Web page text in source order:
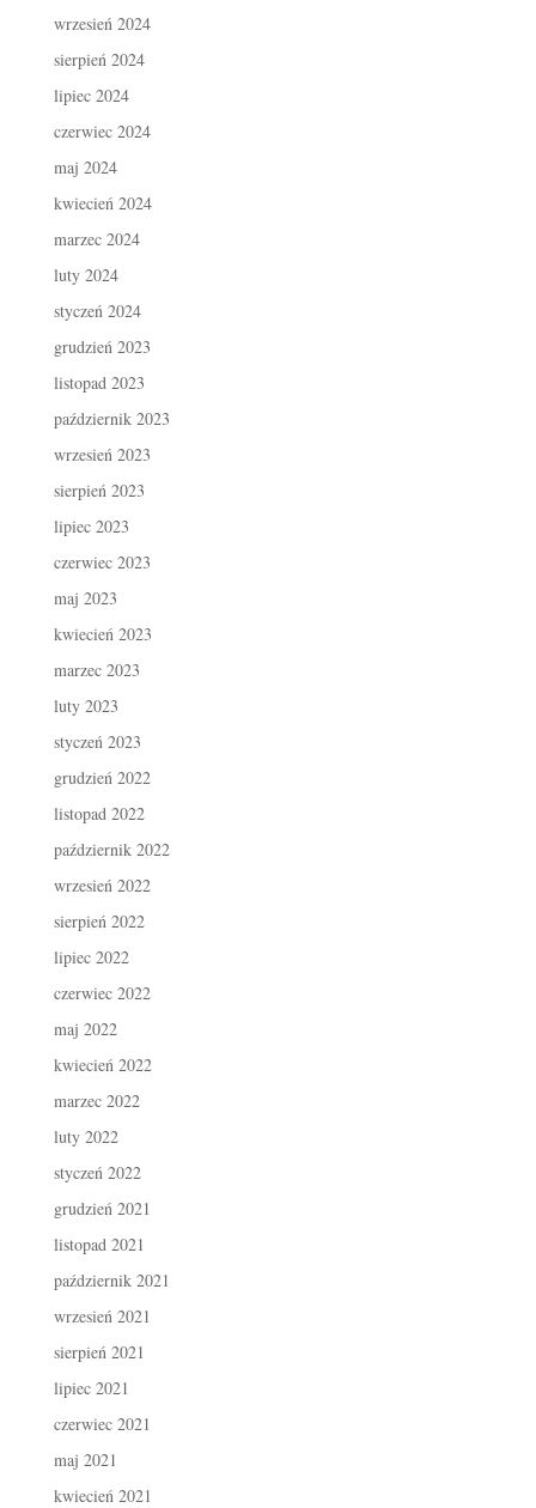
wrzesień 2024
sierpień 2024
lipiec 2024
czerwiec 2024
maj 2024
kwiecień 2024
marzec 2024
luty 2024
styczeń 2024
grudzień 2023
listopad 2023
październik 2023
wrzesień 2023
sierpień 2023
lipiec 2023
czerwiec 2023
maj 2023
kwiecień 2023
marzec 2023
luty 2023
styczeń 2023
grudzień 2022
listopad 2022
październik 2022
wrzesień 2022
sierpień 2022
lipiec 2022
czerwiec 2022
maj 2022
kwiecień 2022
marzec 2022
luty 2022
styczeń 2022
grudzień 2021
listopad 2021
październik 2021
wrzesień 2021
sierpień 2021
lipiec 2021
czerwiec 2021
maj 2021
kwiecień 2021